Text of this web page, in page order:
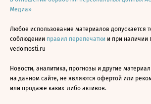
Медиа»
Любое использование материалов допускается
соблюдении правил перепечатки и при наличии
vedomosti.ru
Новости, аналитика, прогнозы и другие
на данном сайте, не являются офертой или
или продаже каких-либо активов.